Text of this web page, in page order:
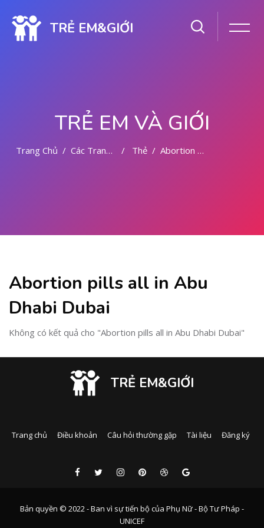
TRẺ EM&GIỚI
TRẺ EM VÀ GIỚI
Trang Chủ Các Trang Của Hệ Thống Thẻ Abortion Pills All In Abu Dhabi Dubai
Abortion pills all in Abu
Dhabi Dubai
Không có kết quả cho "Abortion pills all in Abu Dhabi Dubai"
TRẺ EM&GIỚI
Trang chủ Điều khoản Câu hỏi thường gặp Tài liệu Đăng ký
Bản quyền © 2022 - Ban vì sự tiến bộ của Phụ Nữ - Bộ Tư Pháp -
UNICEF